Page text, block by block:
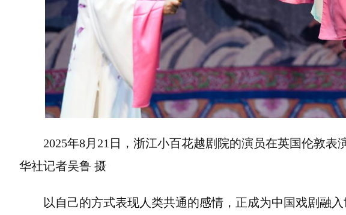
2025年8月21日，浙江小百花越剧院的演员在英国伦敦表
华社记者吴鲁 摄
以自己的方式表现人类共通的感情，正成为中国戏剧融入